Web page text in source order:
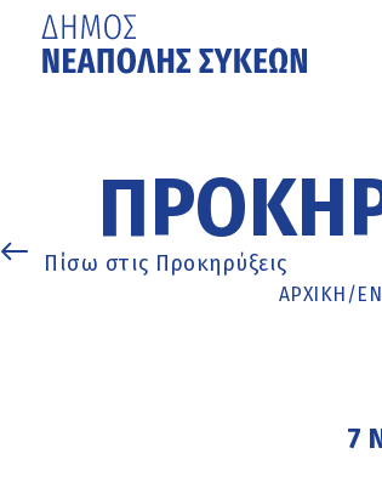
περιεχόμενο
Πίσω στις Προκηρύξεις
ΑΡΧΙΚΉ /
7